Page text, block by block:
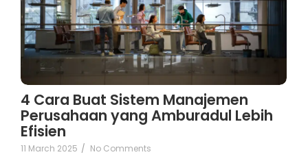
4 Cara Buat Sistem Manajemen
Perusahaan yang Amburadul Lebih
Efisien
11 March 2025 / No Comments